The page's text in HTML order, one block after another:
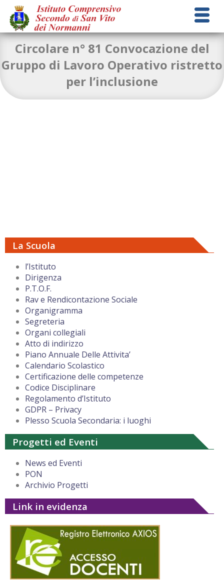
La Scuola
l’Istituto
Dirigenza
P.T.O.F.
Rav e Rendicontazione Sociale
Organigramma
Segreteria
Organi collegiali
Atto di indirizzo
Piano Annuale Delle Attivita’
Calendario Scolastico
Certificazione delle competenze
Codice Disciplinare
Regolamento d’Istituto
GDPR – Privacy
Plesso Scuola Secondaria: i luoghi
Progetti ed Eventi
News ed Eventi
PON
Archivio Progetti
Link in evidenza
Circolare n° 81 Convocazione del
Gruppo di Lavoro Operativo ristretto
per l’inclusione
circolare-n.-81-convocazione-GLO-secondaria